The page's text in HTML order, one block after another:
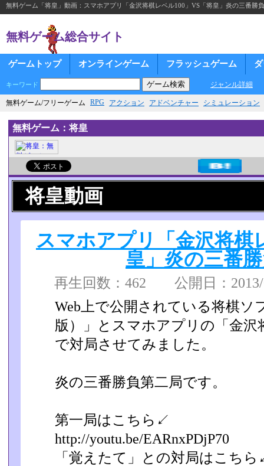
無料ゲーム「将皇」動画：スマホアプリ「金沢将棋レベル100」VS「将皇」炎の三番勝
無料ゲーム総合サイト
ゲームトップ オンラインゲーム フラッシュゲーム
キーワード ジャンル詳細
無料ゲーム/フリーゲーム RPG アクション アドベンチャー シミュレーション
無料ゲーム：将皇
将皇動画
スマホアプリ「金沢将棋
皇」炎の三番
再生回数：462 公開日：
Web上で公開されている将棋ソ
版）」とスマホアプリの「金­沢
で対局させてみました。
炎の三番勝負第二局です。
第一局はこちら↙
http://youtu.be/EARnxPDjP70
「覚えたて」との対局はこち